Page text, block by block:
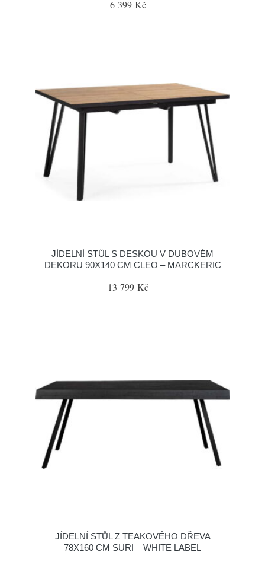
6 399 Kč
JÍDELNÍ STŮL S DESKOU V DUBOVÉM
DEKORU 90X140 CM CLEO – MARCKERIC
13 799 Kč
JÍDELNÍ STŮL Z TEAKOVÉHO DŘEVA
78X160 CM SURI – WHITE LABEL